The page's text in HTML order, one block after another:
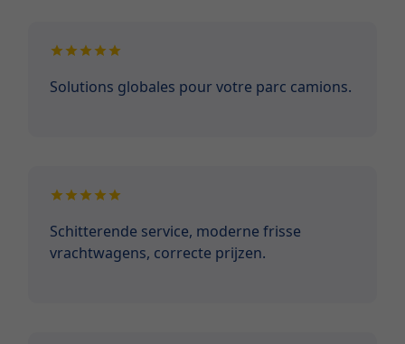
Solutions globales pour votre parc camions.
Schitterende service, moderne frisse
vrachtwagens, correcte prijzen.